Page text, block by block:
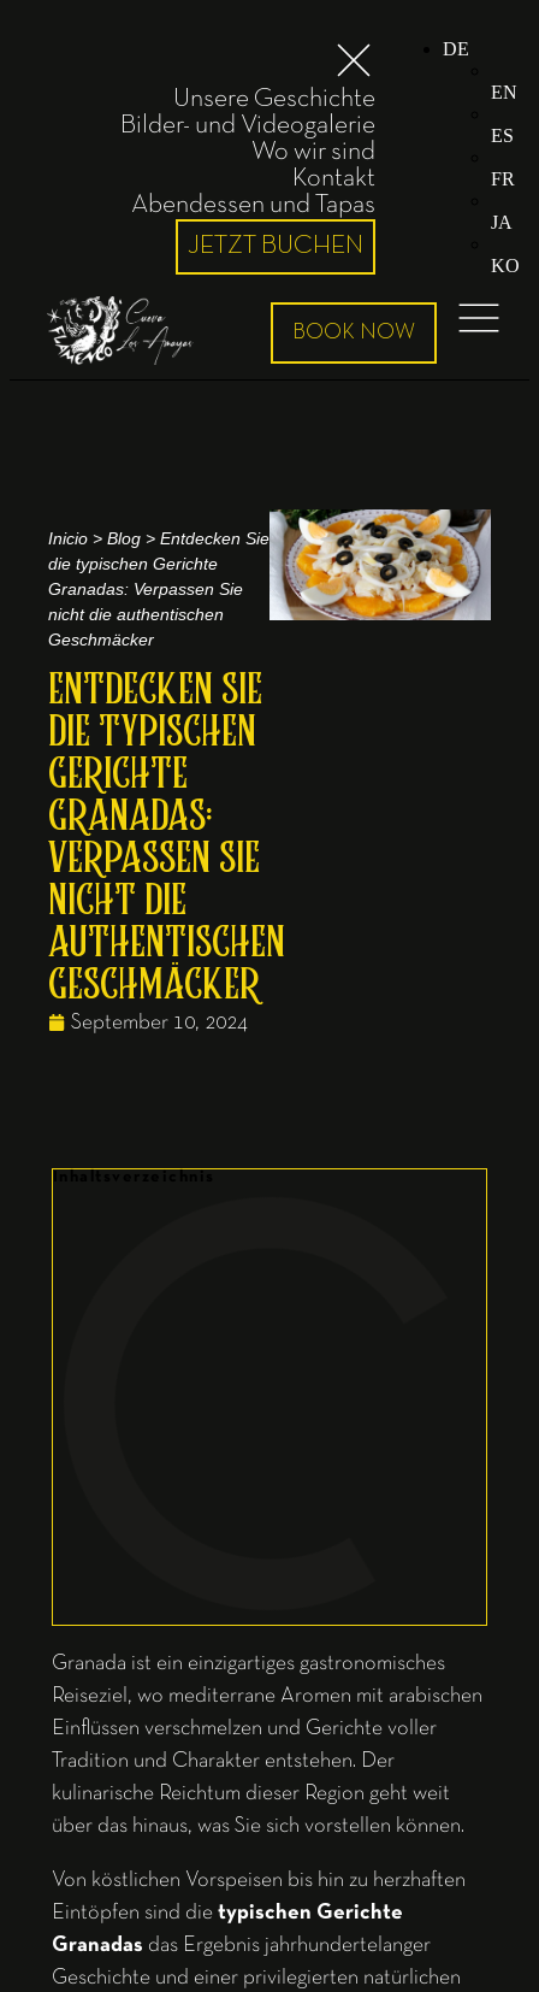
Unsere Geschichte
Bilder- und Videogalerie
Wo wir sind
Kontakt
Abendessen und Tapas
JETZT BUCHEN
DE
EN
ES
FR
JA
KO
Inicio > Blog > Entdecken Sie
die typischen Gerichte
Granadas: Verpassen Sie
nicht die authentischen
Geschmäcker
ENTDECKEN SIE
DIE TYPISCHEN
GERICHTE
GRANADAS:
VERPASSEN SIE
NICHT DIE
AUTHENTISCHEN
GESCHMÄCKER
September 10, 2024
Granada ist ein einzigartiges gastronomisches
Reiseziel, wo mediterrane Aromen mit arabischen
Einflüssen verschmelzen und Gerichte voller
Tradition und Charakter entstehen. Der
kulinarische Reichtum dieser Region geht weit
über das hinaus, was Sie sich vorstellen können.
Von köstlichen Vorspeisen bis hin zu herzhaften
Eintöpfen sind die typischen Gerichte
Granadas das Ergebnis jahrhundertelanger
Geschichte und einer privilegierten natürlichen